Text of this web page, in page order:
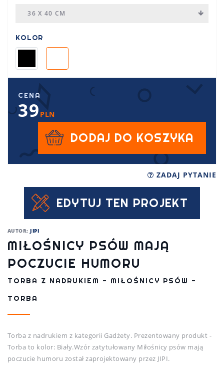
AUTOR:JIPI
MIŁOŚNICY PSÓW MAJĄ
POCZUCIE HUMORU
TORBA Z NADRUKIEM - MIŁOŚNICY PSÓW -
TORBA
Torba z nadrukiem z kategorii Gadżety. Prezentowany produkt -
Torba to kolor: Biały.Wzór zatytułowany Miłośnicy psów mają
poczucie humoru został zaprojektowany przez JIPI.
36 X 40 CM
KOLOR
CENA
39PLN
DODAJ DO KOSZYKA
ZADAJ PYTANIE
EDYTUJ TEN PROJEKT